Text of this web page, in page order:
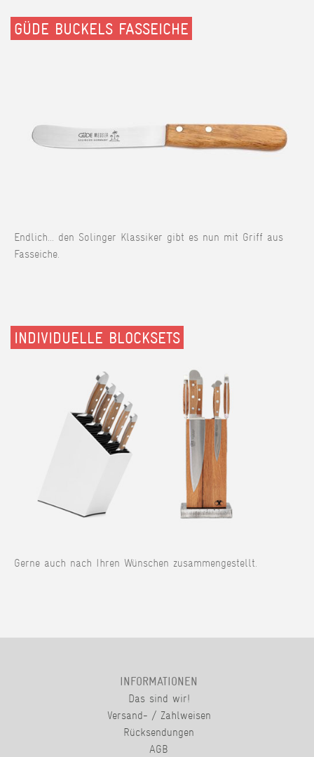
GÜDE BUCKELS FASSEICHE
Endlich... den Solinger Klassiker gibt es nun mit Griff aus
Fasseiche.
INDIVIDUELLE BLOCKSETS
Gerne auch nach Ihren Wünschen zusammengestellt.
INFORMATIONEN
Das sind wir!
Versand- / Zahlweisen
Rücksendungen
AGB